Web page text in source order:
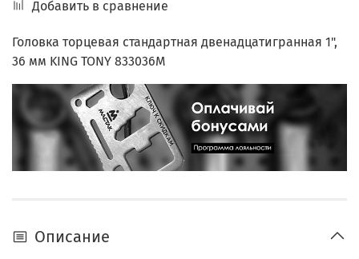
Добавить в сравнение
Головка торцевая стандартная двенадцатигранная 1",
36 мм KING TONY 833036M
Описание